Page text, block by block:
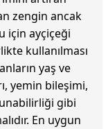
zengin ancak
için ayçiçeği
kullanılması
yaş ve
yemin bileşimi,
gibi
En uygun